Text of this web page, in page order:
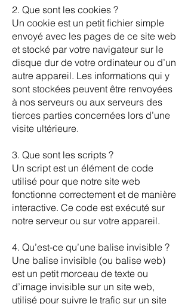
2. Que sont les cookies ?
Un cookie est un petit fichier simple
envoyé avec les pages de ce site web
et stocké par votre navigateur sur le
disque dur de votre ordinateur ou d’un
autre appareil. Les informations qui y
sont stockées peuvent être renvoyées
à nos serveurs ou aux serveurs des
tierces parties concernées lors d’une
visite ultérieure.
3. Que sont les scripts ?
Un script est un élément de code
utilisé pour que notre site web
fonctionne correctement et de manière
interactive. Ce code est exécuté sur
notre serveur ou sur votre appareil.
4. Qu’est-ce qu’une balise invisible ?
Une balise invisible (ou balise web)
est un petit morceau de texte ou
d’image invisible sur un site web,
utilisé pour suivre le trafic sur un site